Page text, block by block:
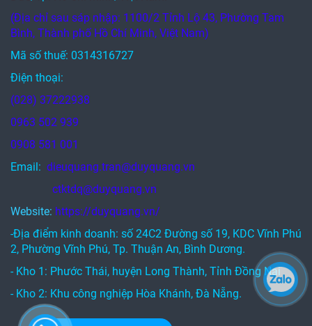
(Địa chỉ sau sáp nhập: 1100/2 Tỉnh Lộ 43, Phường Tam
Bình, Thành phố Hồ Chí Minh, Việt Nam)
Mã số thuế: 0314316727
Điện thoại:
(028) 37222938
0963 502 939
0908 581 001
Email: dieuquang.tran@duyquang.vn
ctktdq@duyquang.vn
Website: https://duyquang.vn/
-Địa điểm kinh doanh: số 24C2 Đường số 19, KDC Vĩnh Phú
2, Phường Vĩnh Phú, Tp. Thuận An, Bình Dương.
- Kho 1: Phước Thái, huyện Long Thành, Tỉnh Đồng Nai
- Kho 2: Khu công nghiệp Hòa Khánh, Đà Nẵng.